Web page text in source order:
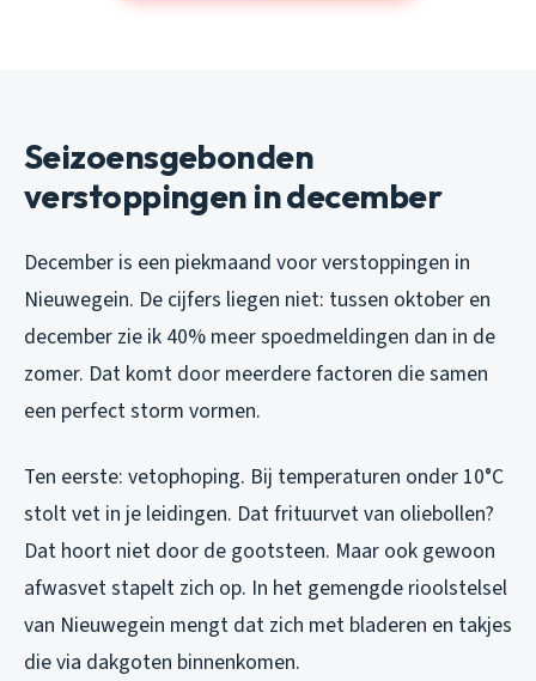
Seizoensgebonden
verstoppingen in december
December is een piekmaand voor verstoppingen in
Nieuwegein. De cijfers liegen niet: tussen oktober en
december zie ik 40% meer spoedmeldingen dan in de
zomer. Dat komt door meerdere factoren die samen
een perfect storm vormen.
Ten eerste: vetophoping. Bij temperaturen onder 10°C
stolt vet in je leidingen. Dat frituurvet van oliebollen?
Dat hoort niet door de gootsteen. Maar ook gewoon
afwasvet stapelt zich op. In het gemengde rioolstelsel
van Nieuwegein mengt dat zich met bladeren en takjes
die via dakgoten binnenkomen.